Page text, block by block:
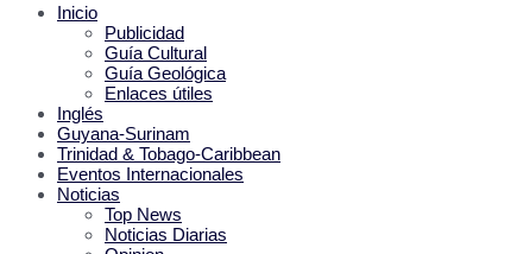
Inicio
Publicidad
Guía Cultural
Guía Geológica
Enlaces útiles
Inglés
Guyana-Surinam
Trinidad & Tobago-Caribbean
Eventos Internacionales
Noticias
Top News
Noticias Diarias